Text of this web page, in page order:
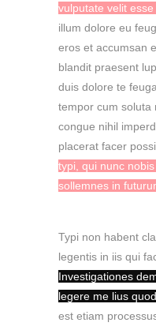
vulputate velit
illum dolore eu
eros et accumsan
blandit praesent
duis dolore te
tempor cum soluta
congue nihil
placerat facer
typi, qui nunc
sollemnes in
Typi non habent
legentis in iis qui
Investigationes
legere me lius
est etiam